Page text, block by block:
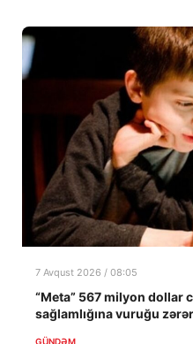
7 Avqust 2026 / 08:05
“Meta” 567 milyon dollar
sağlamlığına vuruğu
GÜNDƏM